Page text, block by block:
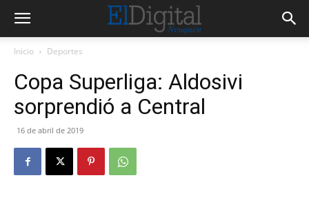
Inicio Deportes
Copa Superliga: Aldosivi
sorprendió a Central
16 de abril de 2019